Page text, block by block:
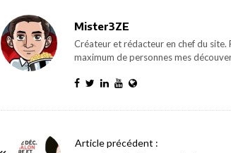
Mister3ZE
Créateur et rédacteur en chef du site.
maximum de personnes mes
Article précédent :